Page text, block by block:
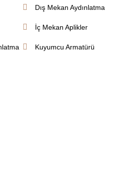
Dış Mekan Aydınlatma
İç Mekan Aplikler
Kuyumcu Armatürü